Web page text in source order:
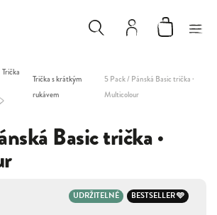
Trička
/
Trička s krátkým
rukávem
5 Pack / Pánská Basic trička ·
Multicolour
Basic trička ·
UDRŽITELNÉ BESTSELLER 🩵